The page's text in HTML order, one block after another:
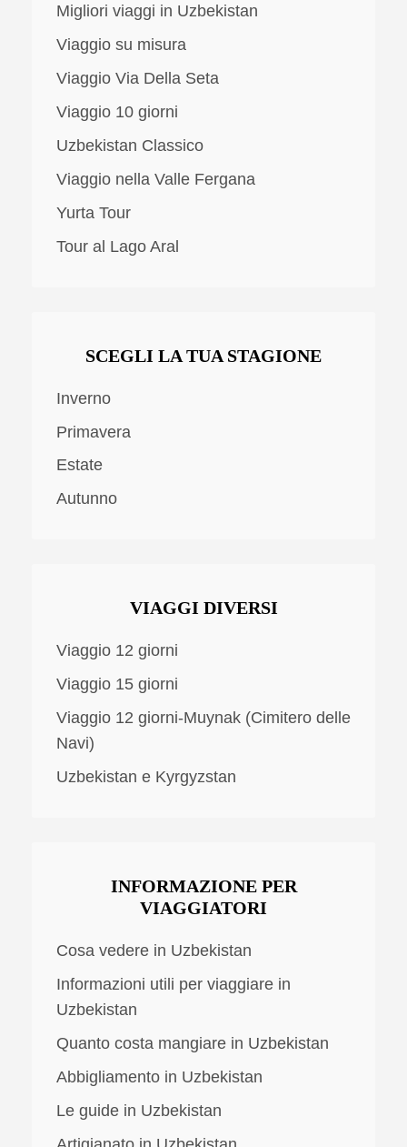
Migliori viaggi in Uzbekistan
Viaggio su misura
Viaggio Via Della Seta
Viaggio 10 giorni
Uzbekistan Classico
Viaggio nella Valle Fergana
Yurta Tour
Tour al Lago Aral
SCEGLI LA TUA STAGIONE
Inverno
Primavera
Estate
Autunno
VIAGGI DIVERSI
Viaggio 12 giorni
Viaggio 15 giorni
Viaggio 12 giorni-Muynak (Cimitero delle
Navi)
Uzbekistan e Kyrgyzstan
INFORMAZIONE PER
VIAGGIATORI
Cosa vedere in Uzbekistan
Informazioni utili per viaggiare in
Uzbekistan
Quanto costa mangiare in Uzbekistan
Abbigliamento in Uzbekistan
Le guide in Uzbekistan